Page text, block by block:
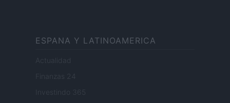
ESPANA Y LATINOAMERICA
Actualidad
Finanzas 24
Investindo 365